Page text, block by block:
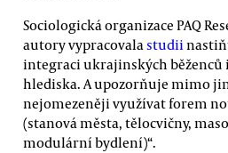
Sociologická organizace PAQ
autory vypracovalastudii
integraci ukrajinských běženců
hlediska. A upozorňuje mimo
nejomezeněji využívat forem
(stanová města, tělocvičny,
modulární bydlení)“.